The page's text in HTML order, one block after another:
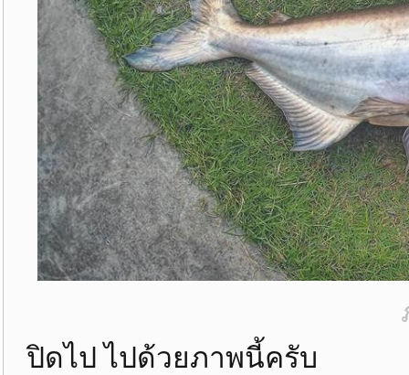
ปิดไป ไปด้วยภาพนี้ครับ